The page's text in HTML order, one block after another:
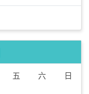
五 六 日